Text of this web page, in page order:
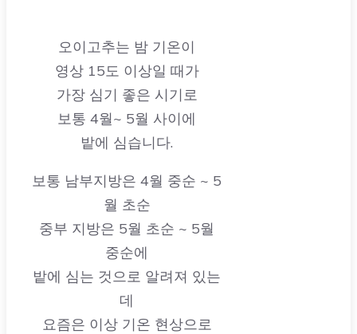
오이고추는 밤 기온이
영상 15도 이상일 때가
가장 심기 좋은 시기로
보통 4월~ 5월 사이에
밭에 심습니다.
보통 남부지방은 4월 중순 ~ 5
월 초순
중부 지방은 5월 초순 ~ 5월
중순에
밭에 심는 것으로 알려져 있는
데
요즘은 이상 기온 현상으로